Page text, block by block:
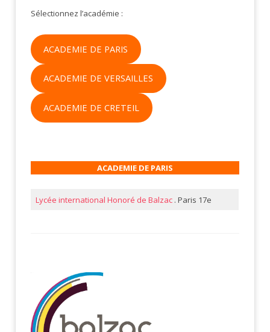
Sélectionnez l’académie :
ACADEMIE DE PARIS
ACADEMIE DE VERSAILLES
ACADEMIE DE CRETEIL
ACADEMIE DE PARIS
Lycée international Honoré de Balzac. Paris 17e